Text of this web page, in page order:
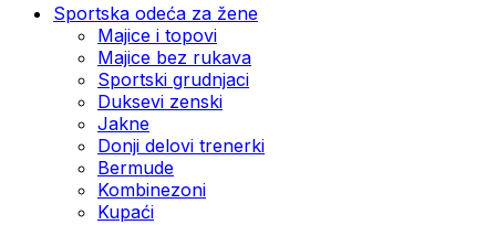
Sportska odeća za žene
Majice i topovi
Majice bez rukava
Sportski grudnjaci
Duksevi zenski
Jakne
Donji delovi trenerki
Bermude
Kombinezoni
Kupaći